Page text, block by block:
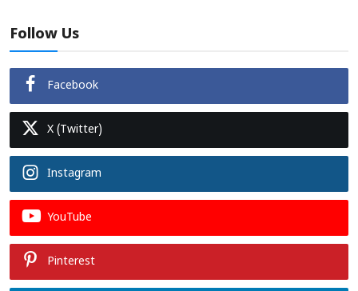
Follow Us
Facebook
X (Twitter)
Instagram
YouTube
Pinterest